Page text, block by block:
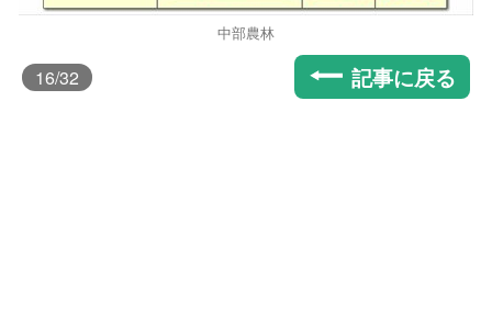
中部農林
16/32 記事に戻る